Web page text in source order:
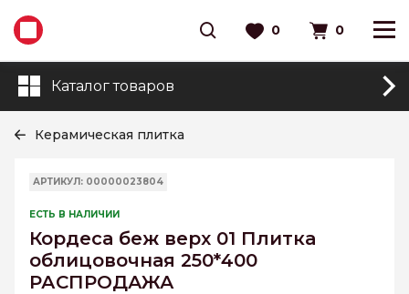
0 0
Каталог товаров
Керамическая плитка
АРТИКУЛ: 00000023804
ЕСТЬ В НАЛИЧИИ
Кордеса беж верх 01 Плитка
облицовочная 250*400
РАСПРОДАЖА